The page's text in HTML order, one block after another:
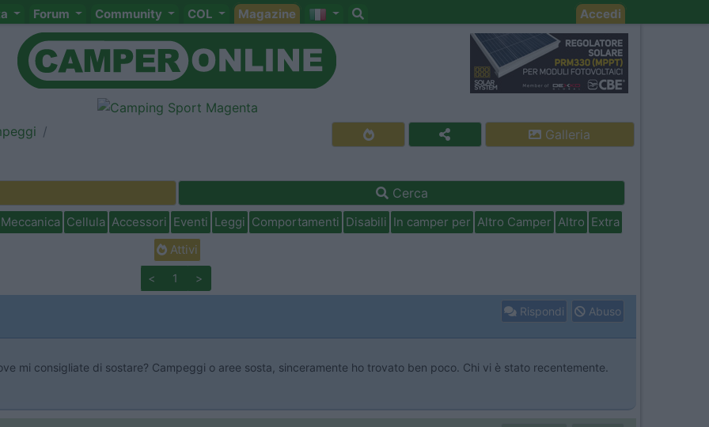
Forum Community COL Magazine Accedi
Galleria
Cerca
Meccanica Cellula Accessori Eventi Leggi Comportamenti Disabili In camper per Altro Camper Altro Extra
Attivi
< 1 >
Rispondi Abuso
mi consigliate di sostare? Campeggi o aree sosta, sinceramente ho trovato ben poco. Chi vi è stato recentemente.